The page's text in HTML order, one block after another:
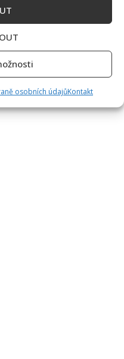
osobních údajůKontakt